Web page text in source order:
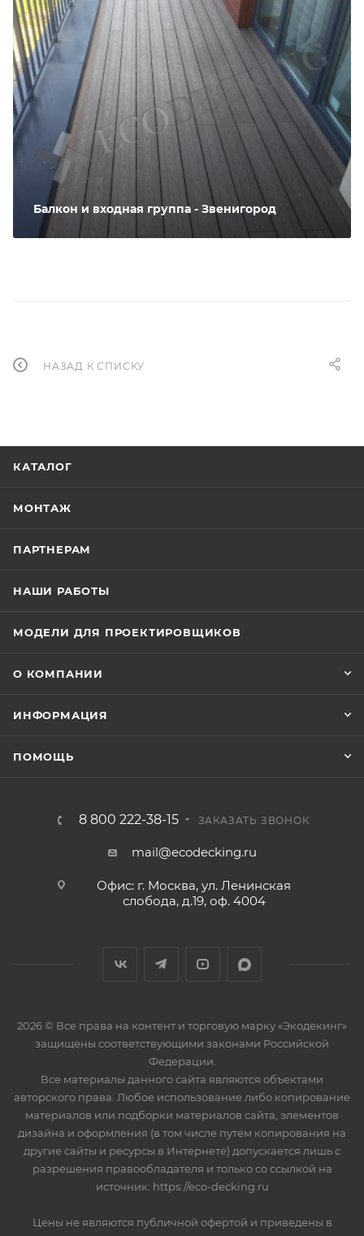
Балкон и входная группа - Звенигород
НАЗАД К СПИСКУ
КАТАЛОГ
МОНТАЖ
ПАРТНЕРАМ
НАШИ РАБОТЫ
МОДЕЛИ ДЛЯ ПРОЕКТИРОВЩИКОВ
О КОМПАНИИ
ИНФОРМАЦИЯ
ПОМОЩЬ
8 800 222-38-15 ЗАКАЗАТЬ ЗВОНОК
mail@ecodecking.ru
Офис: г. Москва, ул. Ленинская
слобода, д.19, оф. 4004
2026 © Все права на контент и торговую марку «Экодекинг»
защищены соответствующими законами Российской
Федерации.
Все материалы данного сайта являются объектами
авторского права. Любое использование либо копирование
материалов или подборки материалов сайта, элементов
дизайна и оформления (в том числе путем копирования на
другие сайты и ресурсы в Интернете) допускается лишь с
разрешения правообладателя и только со ссылкой на
источник: https://eco-decking.ru
Цены не являются публичной офертой и приведены в